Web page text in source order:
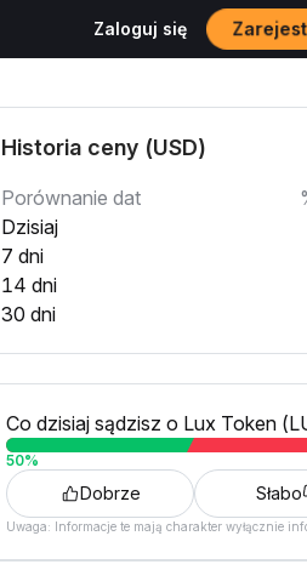
Zaloguj się
Historia ceny (USD)
Porównanie dat
Dzisiaj
7 dni
14 dni
30 dni
Co dzisiaj sądzisz o Lux Token
50%
Dobrze Słabo
Uwaga: Informacje te mają charakter wyłącznie